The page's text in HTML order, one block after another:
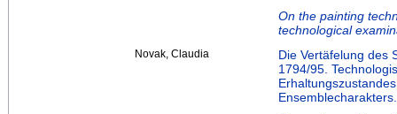
On the painting
technological
Novak, Claudia
Die Vertäfelung des
1794/95.
Ensemblecharakters.